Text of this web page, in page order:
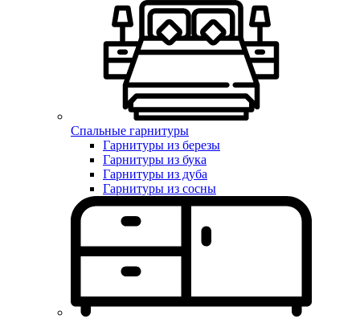
Спальные гарнитуры
Гарнитуры из березы
Гарнитуры из бука
Гарнитуры из дуба
Гарнитуры из сосны